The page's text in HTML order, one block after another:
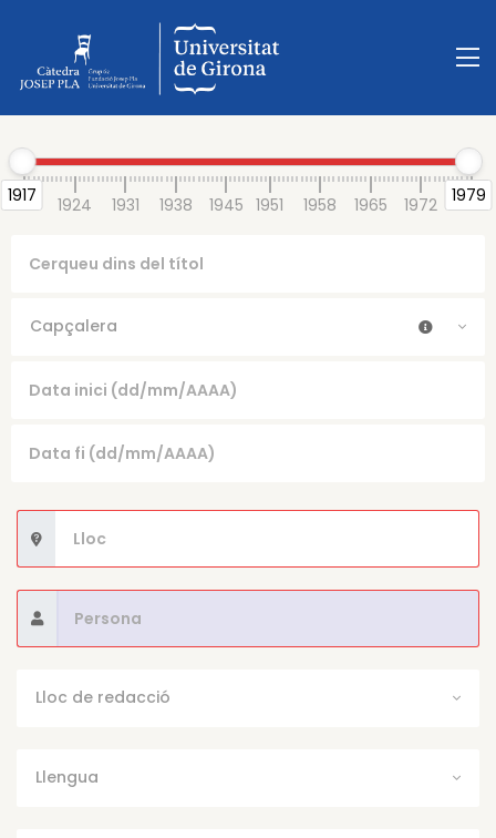
1917 1979
1917 1924 1931 1938 1945 1951 1958 1965 1972 1979
Capçalera
Lloc de redacció
Llengua